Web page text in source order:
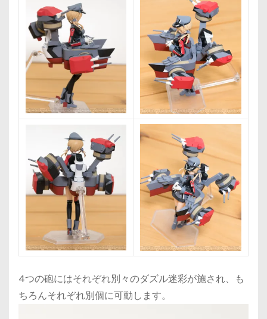
4つの砲にはそれぞれ別々のダズル迷彩が施され、も
ちろんそれぞれ別個に可動します。